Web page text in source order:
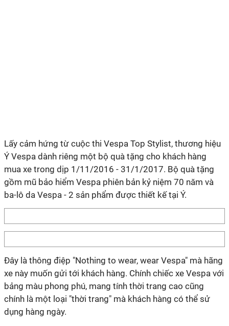
Lấy cảm hứng từ cuộc thi Vespa Top Stylist, thương hiệu
Ý Vespa dành riêng một bộ quà tặng cho khách hàng
mua xe trong dịp 1/11/2016 - 31/1/2017. Bộ quà tặng
gồm mũ bảo hiểm Vespa phiên bản kỷ niệm 70 năm và
ba-lô da Vespa - 2 sản phẩm được thiết kế tại Ý.
Đây là thông điệp "Nothing to wear, wear Vespa" mà hãng
xe này muốn gửi tới khách hàng. Chính chiếc xe Vespa với
bảng màu phong phú, mang tính thời trang cao cũng
chính là một loại "thời trang" mà khách hàng có thể sử
dụng hàng ngày.